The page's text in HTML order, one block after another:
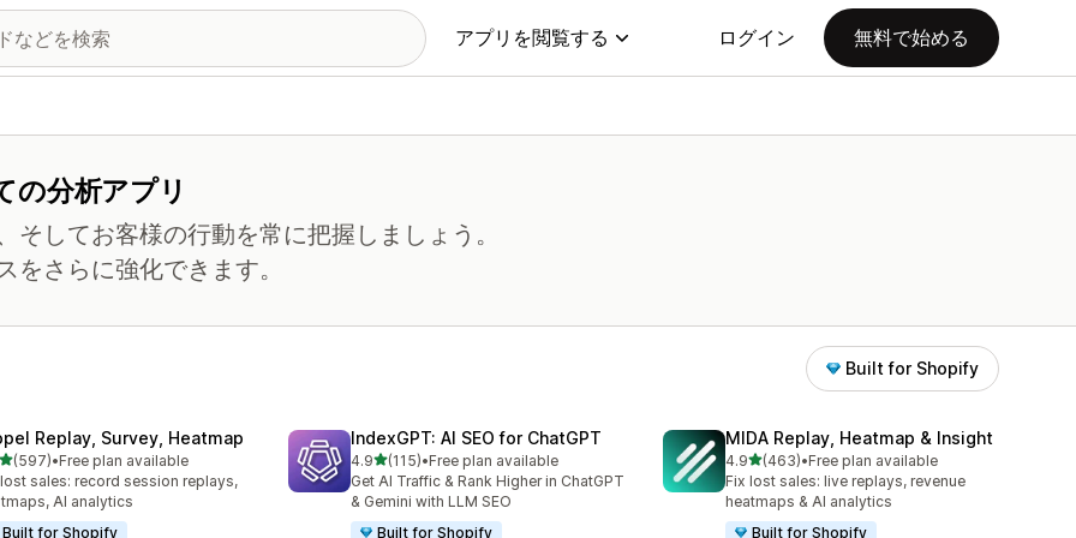
アプリを閲覧する ログイン 無料で始める
の分析アプリ
してお客様の行動を常に把握しましょう。
さらに強化できます。
Built for Shopify
Replay, Survey, Heatmap
つ星中
(597)
レビュー数：597件
•Free plan available
sales: record session replays,
AI analytics
Built for Shopify
IndexGPT: AI SEO for ChatGPT
4.95つ星中
(115)
合計レビュー数：115件
•Free plan available
Get AI Traffic & Rank Higher in ChatGPT
& Gemini with LLM SEO
Built for Shopify
MIDA Replay, Heatmap & Insight
4.95つ星中
(463)
合計レビュー数：463件
•Free plan available
Fix lost sales: live replays, revenue
heatmaps & AI analytics
Built for Shopify